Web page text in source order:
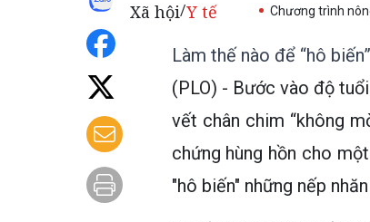
Xã hội/Y tế Chương trình
Làm thế nào để “hô
(PLO) - Bước vào độ
vết chân chim “không
chứng hùng hồn cho
"hô biến" những nếp